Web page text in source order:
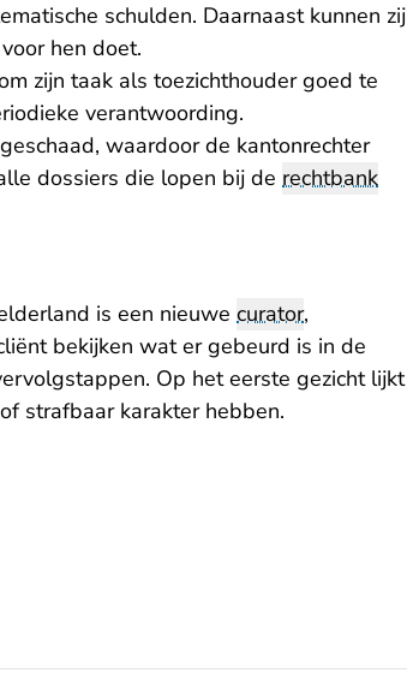
schulden. Daarnaast kunnen zij
hen doet.
zijn taak als toezichthouder goed te
verantwoording.
waardoor de kantonrechter
dossiers die lopen bij de rechtbank
is een nieuwe curator,
bekijken wat er gebeurd is in de
Op het eerste gezicht lijkt
strafbaar karakter hebben.